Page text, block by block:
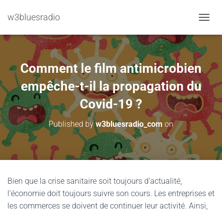
w3bluesradio
Comment le film antimicrobien
empêche-t-il la propagation du
Covid-19 ?
Published byw3bluesradio_com on
Bien que la crise sanitaire soit toujours d’actualité,
l’économie doit toujours suivre son cours. Les entreprises et
les commerces se doivent de continuer leur activité. Ainsi,